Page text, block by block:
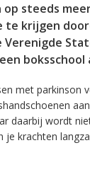
op steeds
te krijgen
Verenigde
met parkinson
daarbij wordt
je krachten